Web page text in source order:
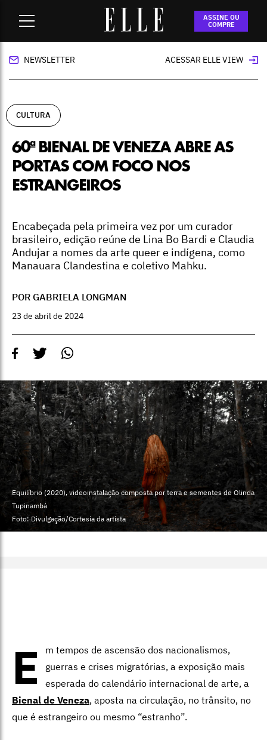
ASSINE OU
COMPRE
60ª Bienal de Veneza abre as portas com
foco nos estrangeiros
NEWSLETTER ACESSAR ELLE VIEW
CULTURA
60ª BIENAL DE VENEZA ABRE AS
PORTAS COM FOCO NOS
ESTRANGEIROS
Encabeçada pela primeira vez por um curador
brasileiro, edição reúne de Lina Bo Bardi e Claudia
Andujar a nomes da arte queer e indígena, como
Manauara Clandestina e coletivo Mahku.
POR GABRIELA LONGMAN
23 de abril de 2024
Equilíbrio (2020), videoinstalação composta por terra e sementes de Olinda
Tupinambá
Foto: Divulgação/Cortesia da artista
E
m tempos de ascensão dos nacionalismos,
guerras e crises migratórias, a exposição mais
esperada do calendário internacional de arte, a
Bienal de Veneza, aposta na circulação, no trânsito, no
que é estrangeiro ou mesmo “estranho”.